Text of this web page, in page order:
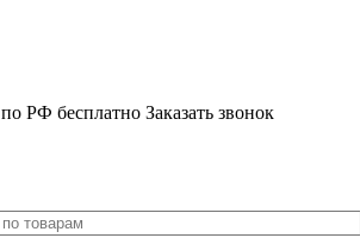
РФ бесплатно Заказать звонок